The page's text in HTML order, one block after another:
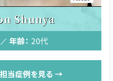
年齢： 20代
当症例を見る →